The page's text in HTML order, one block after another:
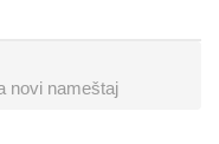
novi nameštaj